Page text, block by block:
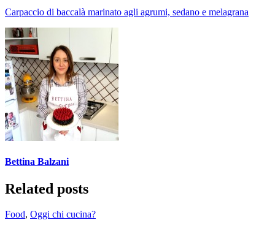
Carpaccio di baccalà marinato agli agrumi, sedano e melagrana
Bettina Balzani
Related posts
Food, Oggi chi cucina?